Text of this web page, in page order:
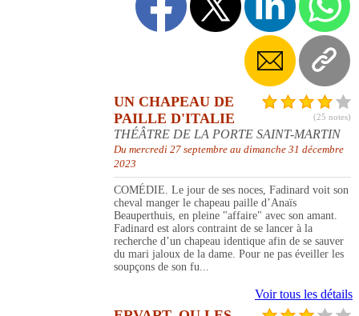
(25 notes)
UN CHAPEAU DE
PAILLE D'ITALIE
THÉÂTRE DE LA PORTE SAINT-MARTIN
Du mercredi 27 septembre au dimanche 31 décembre
2023
COMÉDIE. Le jour de ses noces, Fadinard voit son
cheval manger le chapeau paille d’Anaïs
Beauperthuis, en pleine "affaire" avec son amant.
Fadinard est alors contraint de se lancer à la
recherche d’un chapeau identique afin de se sauver
du mari jaloux de la dame. Pour ne pas éveiller les
soupçons de son fu...
Voir tous les détails